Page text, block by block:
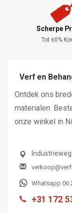
Scherpe
Tot 60%
Verf en
Ontdek ons
materialen.
onze winkel in
Whatsapp 06
+31 172